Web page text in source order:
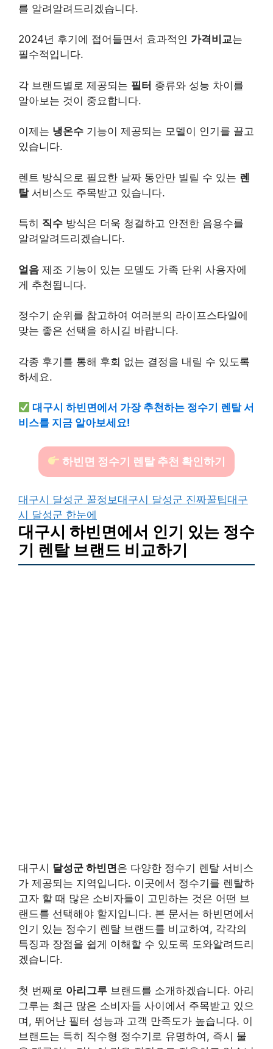
를 알려알려드리겠습니다.
2024년 후기에 접어들면서 효과적인 가격비교는
필수적입니다.
각 브랜드별로 제공되는 필터 종류와 성능 차이를
알아보는 것이 중요합니다.
이제는 냉온수 기능이 제공되는 모델이 인기를 끌고
있습니다.
렌트 방식으로 필요한 날짜 동안만 빌릴 수 있는 렌
탈서비스도 주목받고 있습니다.
특히 직수 방식은 더욱 청결하고 안전한 음용수를
알려알려드리겠습니다.
얼음 제조 기능이 있는 모델도 가족 단위 사용자에
게 추천됩니다.
정수기 순위를 참고하여 여러분의 라이프스타일에
맞는 좋은 선택을 하시길 바랍니다.
각종 후기를 통해 후회 없는 결정을 내릴 수 있도록
하세요.
대구시 하빈면에서 가장 추천하는 정수기 렌탈 서
비스를 지금 알아보세요!
하빈면 정수기 렌탈 추천 확인하기
대구시 달성군 꿀정보대구시 달성군 진짜꿀팁대구
시 달성군 한눈에
대구시 하빈면에서 인기 있는 정수
기 렌탈 브랜드 비교하기
대구시 달성군 하빈면은 다양한 정수기 렌탈 서비스
가 제공되는 지역입니다. 이곳에서 정수기를 렌탈하
고자 할 때 많은 소비자들이 고민하는 것은 어떤 브
랜드를 선택해야 할지입니다. 본 문서는 하빈면에서
인기 있는 정수기 렌탈 브랜드를 비교하여, 각각의
특징과 장점을 쉽게 이해할 수 있도록 도와알려드리
겠습니다.
첫 번째로 아리그루 브랜드를 소개하겠습니다. 아리
그루는 최근 많은 소비자들 사이에서 주목받고 있으
며, 뛰어난 필터 성능과 고객 만족도가 높습니다. 이
브랜드는 특히 직수형 정수기로 유명하여, 즉시 물